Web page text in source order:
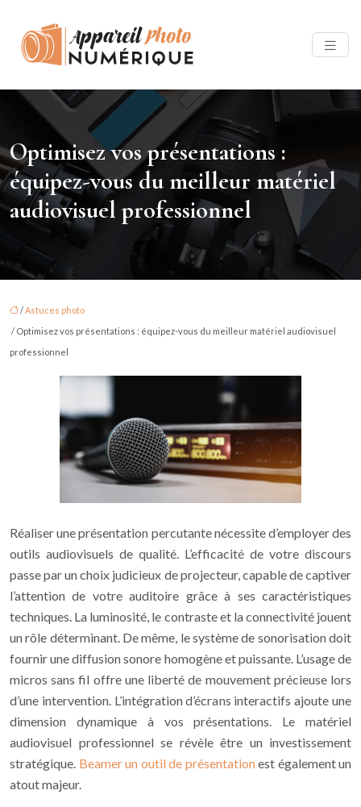
Optimisez vos présentations :
équipez-vous du meilleur matériel
audiovisuel professionnel
/Astuces photo
/ Optimisez vos présentations : équipez-vous du meilleur matériel audiovisuel
professionnel
Réaliser une présentation percutante nécessite d’employer des
outils audiovisuels de qualité. L’efficacité de votre discours
passe par un choix judicieux de projecteur, capable de captiver
l’attention de votre auditoire grâce à ses caractéristiques
techniques. La luminosité, le contraste et la connectivité jouent
un rôle déterminant. De même, le système de sonorisation doit
fournir une diffusion sonore homogène et puissante. L’usage de
micros sans fil offre une liberté de mouvement précieuse lors
d’une intervention. L’intégration d’écrans interactifs ajoute une
dimension dynamique à vos présentations. Le matériel
audiovisuel professionnel se révèle être un investissement
stratégique. Beamer un outil de présentationest également un
atout majeur.